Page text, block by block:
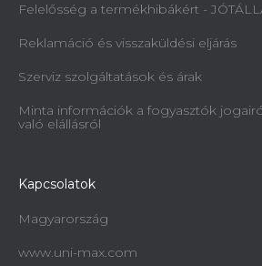
Felelősség a termékhibákért -
Reklamáció és visszaküldési eljárás
Szerviz szolgáltatások és árak
Minta információk a fogyasztók
való elállásról
Kapcsolatok
Magyarország
www.uni-max.com